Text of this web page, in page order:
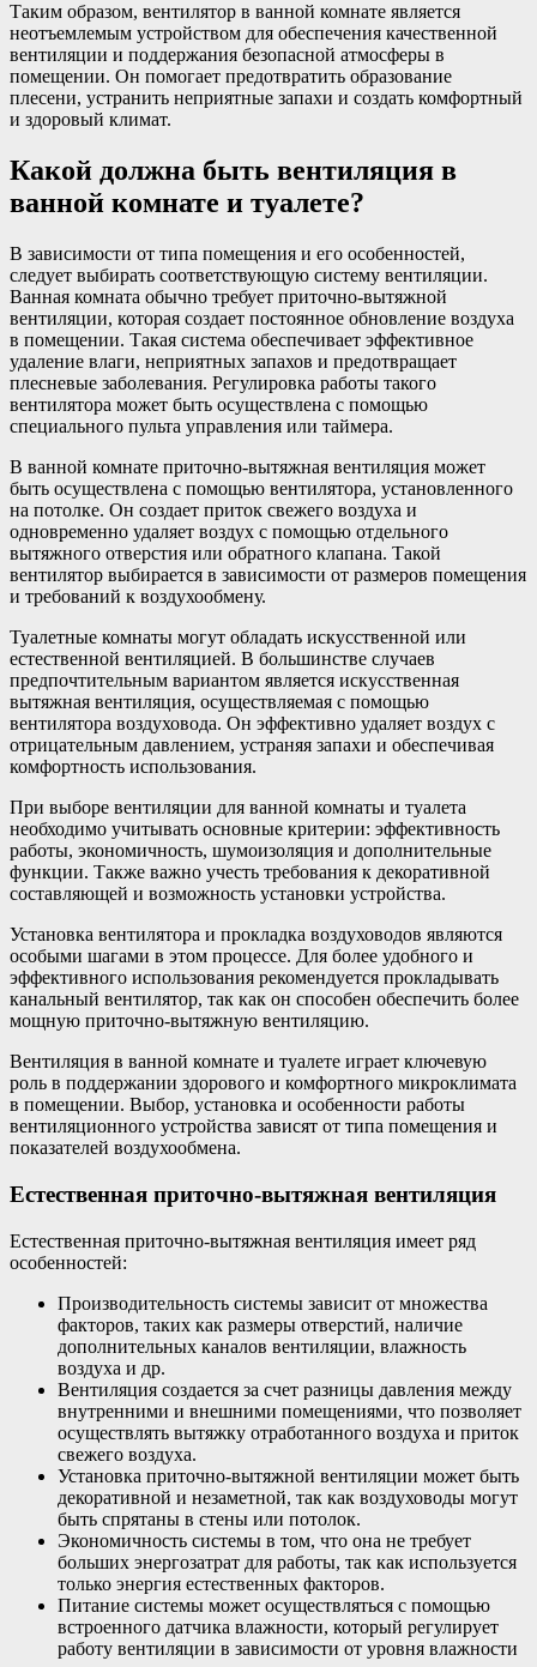
Таким образом, вентилятор в ванной комнате является
неотъемлемым устройством для обеспечения качественной
вентиляции и поддержания безопасной атмосферы в
помещении. Он помогает предотвратить образование
плесени, устранить неприятные запахи и создать комфортный
и здоровый климат.
Какой должна быть вентиляция в
ванной комнате и туалете?
В зависимости от типа помещения и его особенностей,
следует выбирать соответствующую систему вентиляции.
Ванная комната обычно требует приточно-вытяжной
вентиляции, которая создает постоянное обновление воздуха
в помещении. Такая система обеспечивает эффективное
удаление влаги, неприятных запахов и предотвращает
плесневые заболевания. Регулировка работы такого
вентилятора может быть осуществлена с помощью
специального пульта управления или таймера.
В ванной комнате приточно-вытяжная вентиляция может
быть осуществлена с помощью вентилятора, установленного
на потолке. Он создает приток свежего воздуха и
одновременно удаляет воздух с помощью отдельного
вытяжного отверстия или обратного клапана. Такой
вентилятор выбирается в зависимости от размеров помещения
и требований к воздухообмену.
Туалетные комнаты могут обладать искусственной или
естественной вентиляцией. В большинстве случаев
предпочтительным вариантом является искусственная
вытяжная вентиляция, осуществляемая с помощью
вентилятора воздуховода. Он эффективно удаляет воздух с
отрицательным давлением, устраняя запахи и обеспечивая
комфортность использования.
При выборе вентиляции для ванной комнаты и туалета
необходимо учитывать основные критерии: эффективность
работы, экономичность, шумоизоляция и дополнительные
функции. Также важно учесть требования к декоративной
составляющей и возможность установки устройства.
Установка вентилятора и прокладка воздуховодов являются
особыми шагами в этом процессе. Для более удобного и
эффективного использования рекомендуется прокладывать
канальный вентилятор, так как он способен обеспечить более
мощную приточно-вытяжную вентиляцию.
Вентиляция в ванной комнате и туалете играет ключевую
роль в поддержании здорового и комфортного микроклимата
в помещении. Выбор, установка и особенности работы
вентиляционного устройства зависят от типа помещения и
показателей воздухообмена.
Естественная приточно-вытяжная вентиляция
Естественная приточно-вытяжная вентиляция имеет ряд
особенностей:
Производительность системы зависит от множества
факторов, таких как размеры отверстий, наличие
дополнительных каналов вентиляции, влажность
воздуха и др.
Вентиляция создается за счет разницы давления между
внутренними и внешними помещениями, что позволяет
осуществлять вытяжку отработанного воздуха и приток
свежего воздуха.
Установка приточно-вытяжной вентиляции может быть
декоративной и незаметной, так как воздуховоды могут
быть спрятаны в стены или потолок.
Экономичность системы в том, что она не требует
больших энергозатрат для работы, так как используется
только энергия естественных факторов.
Питание системы может осуществляться с помощью
встроенного датчика влажности, который регулирует
работу вентиляции в зависимости от уровня влажности